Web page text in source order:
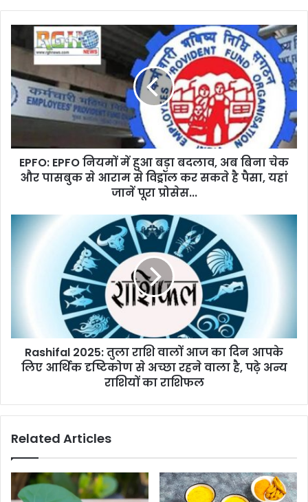
EPFO:
EPFO
में
हुआ
बड़ा
बदलाव,
बिना
चेक
और
आराम
प्रोसेस...
EPFO: EPFO नियमों में हुआ बड़ा बदलाव, अब बिना चेक
और पासबुक से आराम से विड्रॉल कर सकते है पैसा, यहां
जानें पूरा प्रोसेस...
Rashifal
आपके
आर्थिक
अच्छा
वाला
अन्य
राशियों
Rashifal 2025: तुला राशि वालों आज का दिन आपके
लिए आर्थिक दृष्टिकोण से अच्छा रहने वाला है, पढ़े अन्य
राशियों का राशिफल
Related Articles